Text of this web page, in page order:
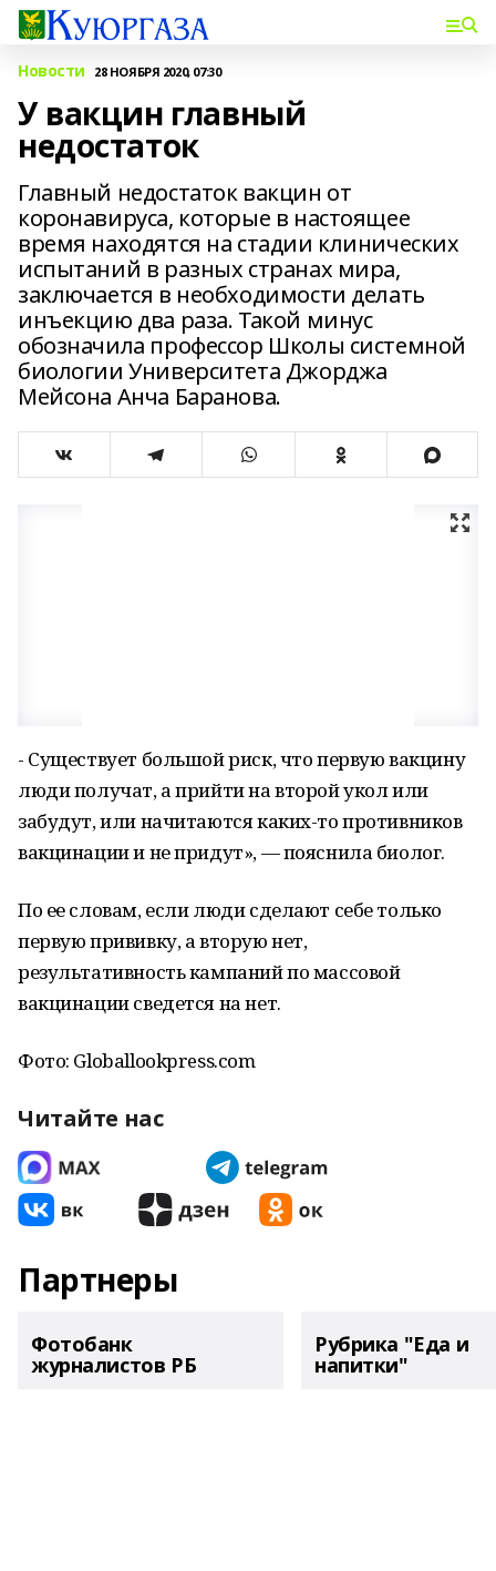
Новости 28 НОЯБРЯ 2020, 07:30
У вакцин главный
недостаток
Главный недостаток вакцин от
коронавируса, которые в настоящее
время находятся на стадии клинических
испытаний в разных странах мира,
заключается в необходимости делать
инъекцию два раза. Такой минус
обозначила профессор Школы системной
биологии Университета Джорджа
Мейсона Анча Баранова.
- Существует большой риск, что первую вакцину
люди получат, а прийти на второй укол или
забудут, или начитаются каких-то противников
вакцинации и не придут», — пояснила биолог.
По ее словам, если люди сделают себе только
первую прививку, а вторую нет,
результативность кампаний по массовой
вакцинации сведется на нет.
Фото: Globallookpress.com
Читайте нас
Партнеры
Фотобанк
журналистов РБ
Рубрика "Еда и
напитки"